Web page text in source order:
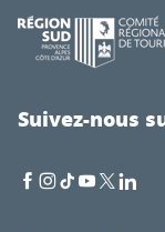
Suivez-nous